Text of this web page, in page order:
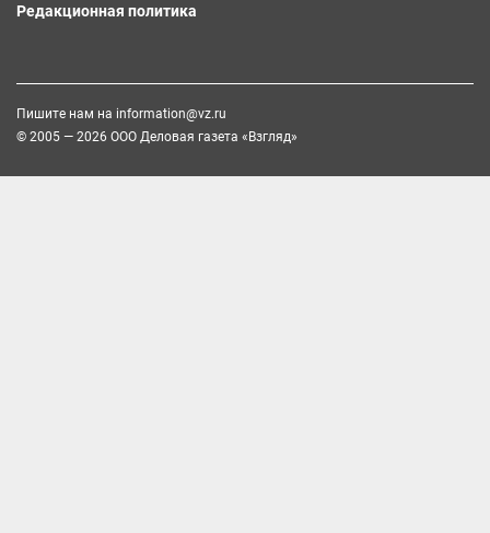
Редакционная политика
Пишите нам на information@vz.ru
© 2005 — 2026 ООО Деловая газета «Взгляд»